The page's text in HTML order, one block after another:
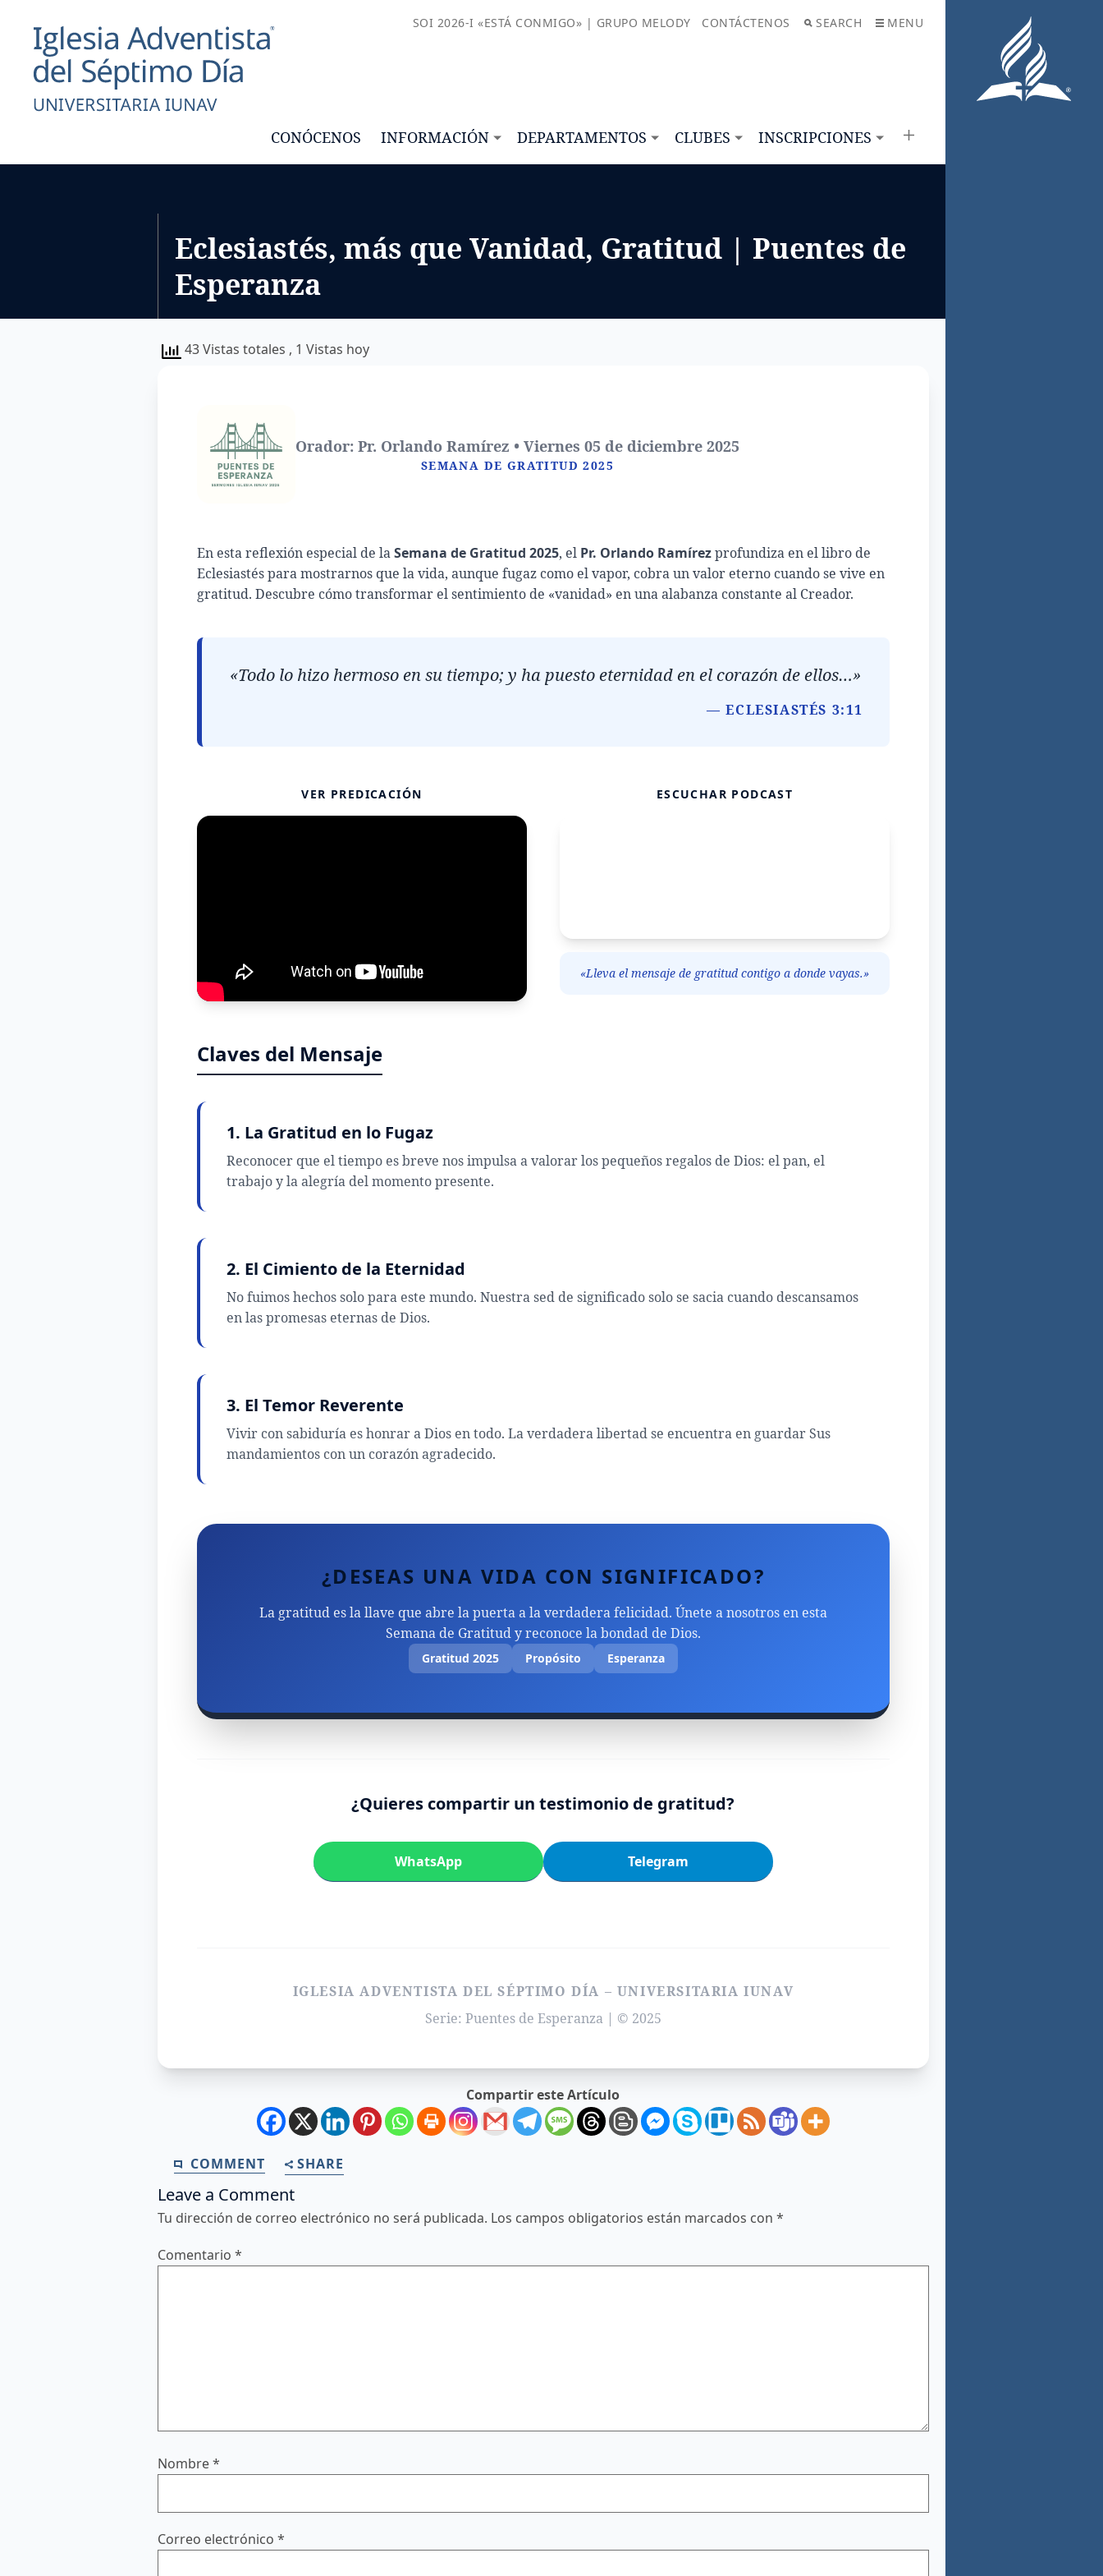
SOI 2026-I «ESTÁ CONMIGO» | GRUPO MELODY CONTÁCTENOS SEARCH MENU
CONÓCENOS INFORMACIÓN DEPARTAMENTOS CLUBES INSCRIPCIONES
Eclesiastés, más que Vanidad, Gratitud | Puentes de
Esperanza
43 Vistas totales , 1 Vistas hoy
Orador: Pr. Orlando Ramírez • Viernes 05 de diciembre 2025
SEMANA DE GRATITUD 2025
En esta reflexión especial de laSemana de Gratitud 2025, el Pr. Orlando Ramírezprofundiza en el libro de
Eclesiastés para mostrarnos que la vida, aunque fugaz como el vapor, cobra un valor eterno cuando se vive en
gratitud. Descubre cómo transformar el sentimiento de «vanidad» en una alabanza constante al Creador.
«Todo lo hizo hermoso en su tiempo; y ha puesto eternidad en el corazón de ellos…»
— ECLESIASTÉS 3:11
VER PREDICACIÓN ESCUCHAR PODCAST
«Lleva el mensaje de gratitud contigo a donde vayas.»
Claves del Mensaje
1. La Gratitud en lo Fugaz
Reconocer que el tiempo es breve nos impulsa a valorar los pequeños regalos de Dios: el pan, el
trabajo y la alegría del momento presente.
2. El Cimiento de la Eternidad
No fuimos hechos solo para este mundo. Nuestra sed de significado solo se sacia cuando descansamos
en las promesas eternas de Dios.
3. El Temor Reverente
Vivir con sabiduría es honrar a Dios en todo. La verdadera libertad se encuentra en guardar Sus
mandamientos con un corazón agradecido.
¿DESEAS UNA VIDA CON SIGNIFICADO?
La gratitud es la llave que abre la puerta a la verdadera felicidad. Únete a nosotros en esta
Semana de Gratitud y reconoce la bondad de Dios.
Gratitud 2025 Propósito Esperanza
¿Quieres compartir un testimonio de gratitud?
WhatsApp Telegram
IGLESIA ADVENTISTA DEL SÉPTIMO DÍA – UNIVERSITARIA IUNAV
Serie: Puentes de Esperanza | © 2025
Compartir este Artículo
COMMENT SHARE
Leave a Comment
Tu dirección de correo electrónico no será publicada. Los campos obligatorios están marcados con *
Comentario *
Nombre*
Correo electrónico *